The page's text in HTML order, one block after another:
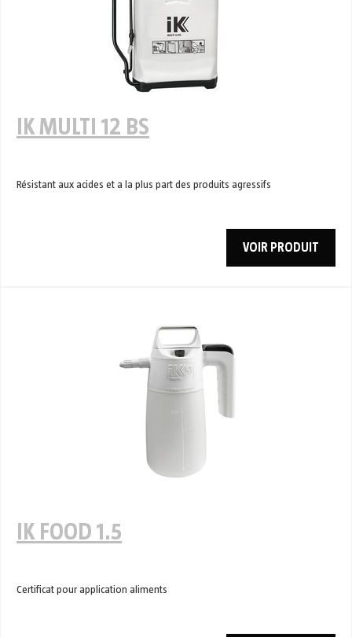
IK MULTI 12 BS
Résistant aux acides et a la plus part des produits agressifs
VOIR PRODUIT
IK FOOD 1.5
Certificat pour application aliments